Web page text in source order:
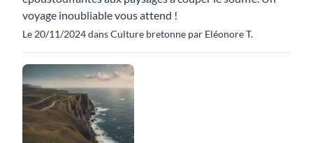
voyage inoubliable vous attend !
Le 20/11/2024 dans Culture bretonne par Eléonore T.